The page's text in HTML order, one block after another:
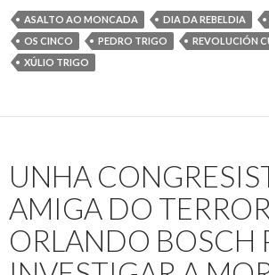
celebra
en
Compostela
Asalto
ao
Moncada
ASALTO AO MONCADA DIA DA REBELDIA
OS CINCO
PEDRO TRIGO
REVOLUCIÓN
XÚLIO TRIGO
UNHA
AMIGA DO
ORLANDO BOSCH